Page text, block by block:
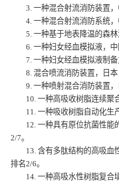
3. 一种混合射流消防装置，
4. 一种混合射流消防系统，
5. 一种基于地表降温的森
6. 一种妇女经血模拟液，中
7. 一种妇女经血模拟液制
8. 混合喷流消防装置，日本
9. 一种喷射混合消防装置，
10. 一种高吸收树脂连续聚
11. 一种吸收树脂自动化生
12. 一种具有原位抗菌性能
2/7。
13. 含有多肽结构的高吸血
排名2/6。
14. 一种高吸水性树脂复合